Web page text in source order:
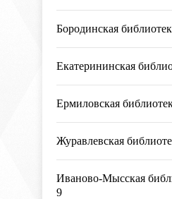
Бородинская
Екатерининская
Ермиловская
Журавлевская
Иваново-Мысская
9